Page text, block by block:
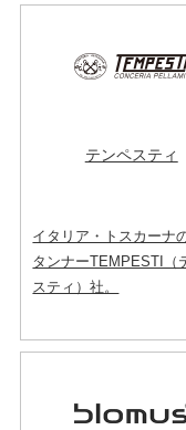
テンペスティ
イタリア・トスカーナ
タンナーTEMPESTI（
スティ）社。